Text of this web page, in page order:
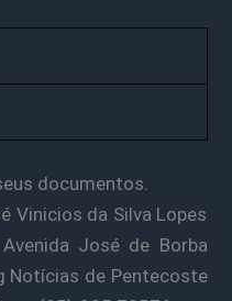
documentos.
Vinicios da Silva Lopes
José de Borba
Notícias de Pentecoste